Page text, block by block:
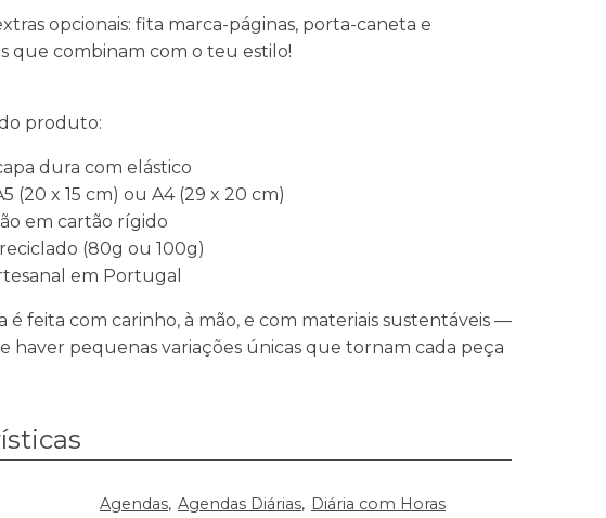
opcionais: fita marca-páginas, porta-caneta e
que combinam com o teu estilo!
produto:
dura com elástico
(20 x 15 cm) ou A4 (29 x 20 cm)
em cartão rígido
(80g ou 100g)
em Portugal
é feita com carinho, à mão, e com materiais sustentáveis —
haver pequenas variações únicas que tornam cada peça
Agendas Agendas Diárias Diária com Horas